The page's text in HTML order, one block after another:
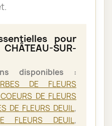
pour
SUR-
disponibles :
DE FLEURS
DE FLEURS
DE FLEURS DEUIL,
FLEURS DEUIL,